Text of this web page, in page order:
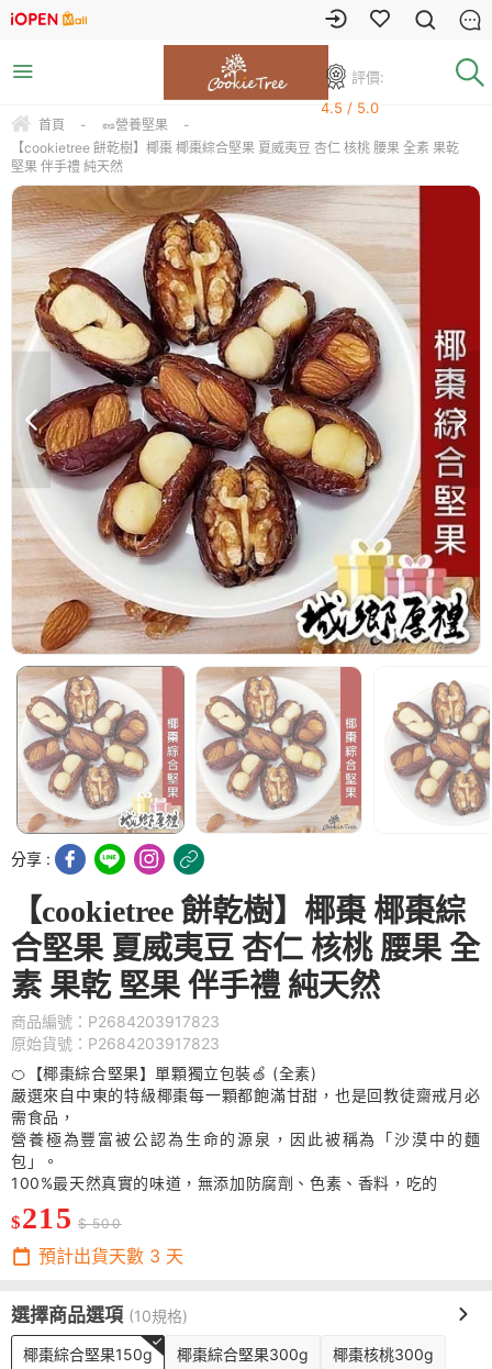
評價:
4.5 / 5.0
首頁 - 🥜營養堅果
-
【cookietree 餅乾樹】椰棗 椰棗綜合堅果 夏威夷豆 杏仁 核桃 腰果 全素 果乾
堅果 伴手禮 純天然
分享 :
【cookietree 餅乾樹】椰棗 椰棗綜
合堅果 夏威夷豆 杏仁 核桃 腰果 全
素 果乾 堅果 伴手禮 純天然
商品編號：P2684203917823
原始貨號：P2684203917823
🍊【椰棗綜合堅果】單顆獨立包裝🍏 (全素)
嚴選來自中東的特級椰棗每一顆都飽滿甘甜，也是回教徒齋戒月必
需食品，
營養極為豐富被公認為生命的源泉，因此被稱為「沙漠中的麵
包」。
100%最天然真實的味道，無添加防腐劑、色素、香料，吃的
$215 $ 500
預計出貨天數 3 天
選擇商品選項 (10規格)
椰棗綜合堅果150g 椰棗綜合堅果300g 椰棗核桃300g